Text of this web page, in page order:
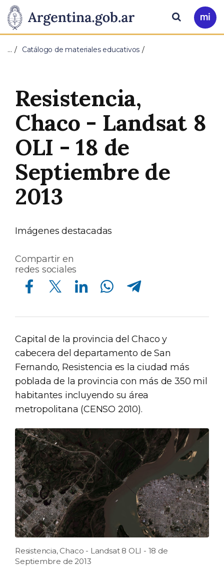
Presidencia
de
Nación
Pasar al contenido principal
Ir
a
Buscar
… Catálogo de materiales educativos
Resistencia,
Chaco - Landsat 8
OLI - 18 de
Septiembre de
2013
Imágenes destacadas
Compartir en
redes sociales
Compartir en Facebook Compartir en Twitter Compartir en Linkedin Compartir en Whatsapp Compartir en Telegram
Capital de la provincia del Chaco y
cabecera del departamento de San
Fernando, Resistencia es la ciudad más
poblada de la provincia con más de 350 mil
habitantes incluyendo su área
metropolitana (CENSO 2010).
Resistencia, Chaco - Landsat 8 OLI - 18 de
Septiembre de 2013